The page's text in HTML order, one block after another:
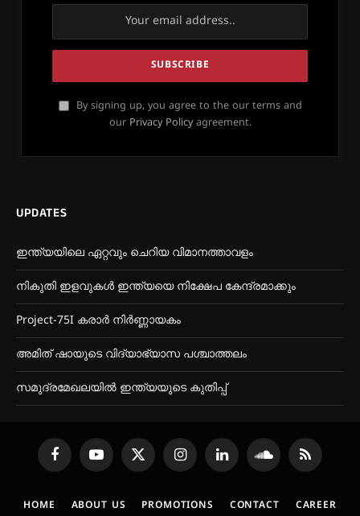
By signing up, you agree to the our terms and
our Privacy Policyagreement.
UPDATES
ഇന്ത്യയിലെ ഏറ്റവും ചെറിയ വിമാനത്താവളം
നികുതി ഇളവുകൾ ഇന്ത്യയെ നിക്ഷേപ കേന്ദ്രമാക്കും
Project-75I കരാർ നിർണ്ണായകം
അമിത് ഷായുടെ വിദ്യാഭ്യാസ പശ്ചാത്തലം
സമുദ്രമേഖലയിൽ ഇന്ത്യയുടെ കുതിപ്പ്
FacebookYouTubeX
(Twitter)
InstagramLinkedInSoundCloud
RSS
HOME ABOUT US PROMOTIONS CONTACT CAREER